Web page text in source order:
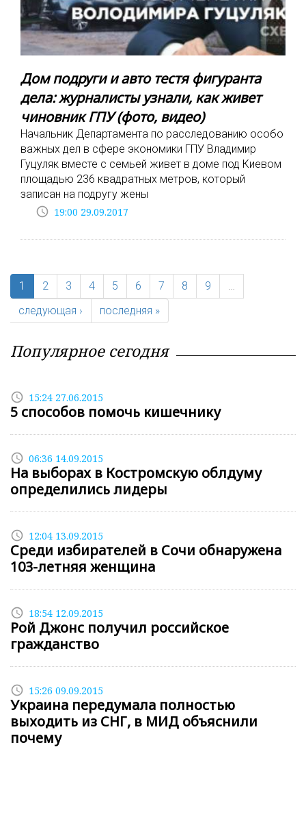
Дом подруги и авто тестя фигуранта
дела: журналисты узнали, как живет
чиновник ГПУ (фото, видео)
Начальник Департамента по расследованию особо
важных дел в сфере экономики ГПУ Владимир
Гуцуляк вместе с семьей живет в доме под Киевом
площадью 236 квадратных метров, который
записан на подругу жены
access_time 19:00 29.09.2017
1 2 3 4 5 6 7 8 9
…
следующая ›
последняя »
Популярное сегодня
access_time 15:24 27.06.2015
5 способов помочь кишечнику
access_time 06:36 14.09.2015
На выборах в Костромскую облдуму
определились лидеры
access_time 12:04 13.09.2015
Среди избирателей в Сочи обнаружена
103-летняя женщина
access_time 18:54 12.09.2015
Рой Джонс получил российское
гражданство
access_time 15:26 09.09.2015
Украина передумала полностью
выходить из СНГ, в МИД объяснили
почему